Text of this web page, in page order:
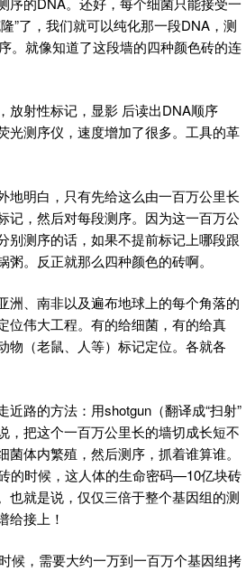
”了，我们就可以纯化那一段DNA，测
。就像知道了这段墙的四种颜色砖的连
放射性标记，显影 后读出DNA顺序
光测序仪，速度增加了很多。工具的革
地明白，只有先给这么由一百万公里长
记，然后对每段测序。因为这一百万公
别测序的话，如果不提前标记上哪段跟
。反正就那么四种颜色的砖啊。
洲、南非以及遍布地球上的每个角落的
位伟大工程。有的给细菌，有的给真
物（老鼠、人等）标记定位。各就各
近路的方法：用shotgun（翻译成“扫射”
，把这个一百万公里长的墙切成长短不
体内繁殖，然后测序，抓着谁算谁。
的时候，这人体的生命密码—10亿块砖
也就是说，仅仅三倍于整个基因组的测
给接上！
候，需要大约一万到一百万个基因组拷